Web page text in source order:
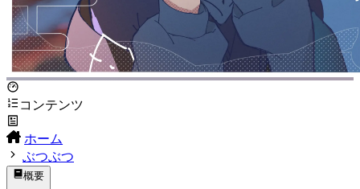
コンテンツ
ホーム
ぶつぶつ
概要